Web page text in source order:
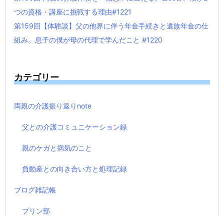
つの資格・講座に挑戦する理由#1221
第159回【体験談】父の他界に伴う年金手続きと遺族年金の仕
組み。息子の僕が母の代理で学んだこと #1220
カテゴリー
両親の介護振り返りnote
父との介護コミュニケーション録
親のケガと病気のこと
負動産との向き合い方と処理記録
ブログ雑記帳
プリン部